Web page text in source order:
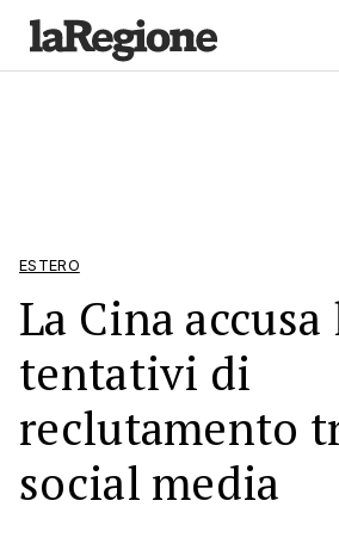
ESTERO
La Cina
tentativi di
reclutamento
social media